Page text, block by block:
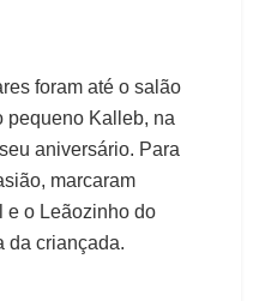
foram até o salão
pequeno Kalleb, na
aniversário. Para
marcaram
e o Leãozinho do
da criançada.